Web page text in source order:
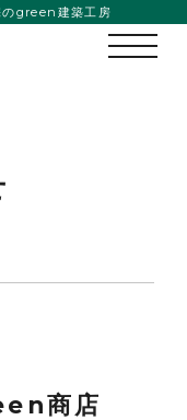
のgreen建築工房
商店